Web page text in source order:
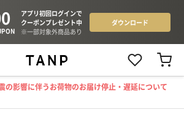
の影響に伴うお荷物のお届け停止・遅延について